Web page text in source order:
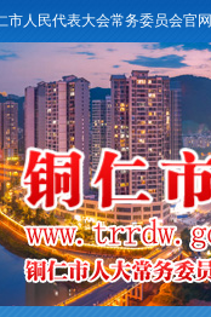
市人民代表大会常务委员会官网